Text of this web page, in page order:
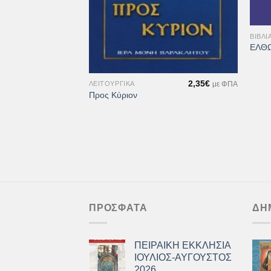
+
ΛΕΙΤΟΥΡΓΙΚΆ
Προς Κύριον
2,35€ με ΦΠΑ
ΠΡΌΣΦΑΤΑ
ΠΕΙΡΑΙΚΗ ΕΚΚΛΗΣΙΑ
ΙΟΥΛΙΟΣ-ΑΥΓΟΥΣΤΟΣ